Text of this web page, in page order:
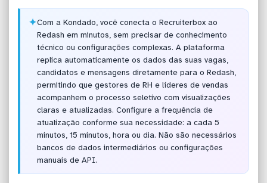
✦Com a Kondado, você conecta o Recruiterbox ao
Redash em minutos, sem precisar de conhecimento
técnico ou configurações complexas. A plataforma
replica automaticamente os dados das suas vagas,
candidatos e mensagens diretamente para o Redash,
permitindo que gestores de RH e líderes de vendas
acompanhem o processo seletivo com visualizações
claras e atualizadas. Configure a frequência de
atualização conforme sua necessidade: a cada 5
minutos, 15 minutos, hora ou dia. Não são necessários
bancos de dados intermediários ou configurações
manuais de API.